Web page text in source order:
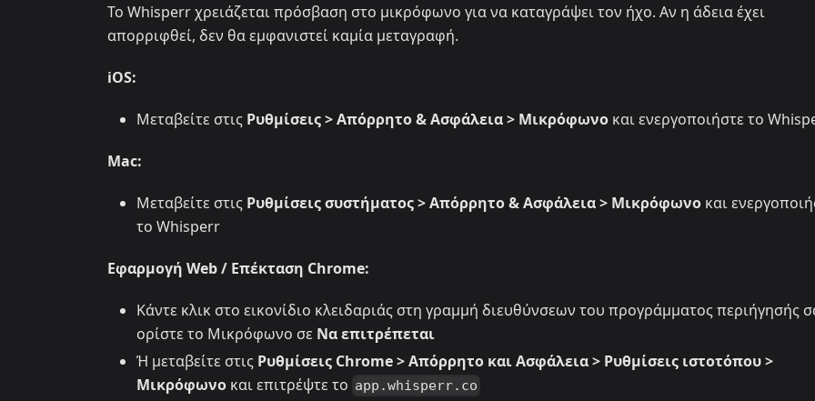
Το Whisperr χρειάζεται πρόσβαση στο μικρόφωνο για να καταγράψει τον ήχο. Αν η άδεια έχει
απορριφθεί, δεν θα εμφανιστεί καμία μεταγραφή.
iOS:
Μεταβείτε στις Ρυθμίσεις > Απόρρητο & Ασφάλεια > Μικρόφωνο και ενεργοποιήστε το
Mac:
Μεταβείτε στις Ρυθμίσεις συστήματος > Απόρρητο & Ασφάλεια > Μικρόφωνο και
το Whisperr
Εφαρμογή Web / Επέκταση Chrome:
Κάντε κλικ στο εικονίδιο κλειδαριάς στη γραμμή διευθύνσεων του προγράμματος περιήγησής
ορίστε το Μικρόφωνο σε Να επιτρέπεται
Ή μεταβείτε στις Ρυθμίσεις Chrome > Απόρρητο και Ασφάλεια > Ρυθμίσεις ιστοτόπου >
Μικρόφωνο και επιτρέψτε το app.whisperr.co